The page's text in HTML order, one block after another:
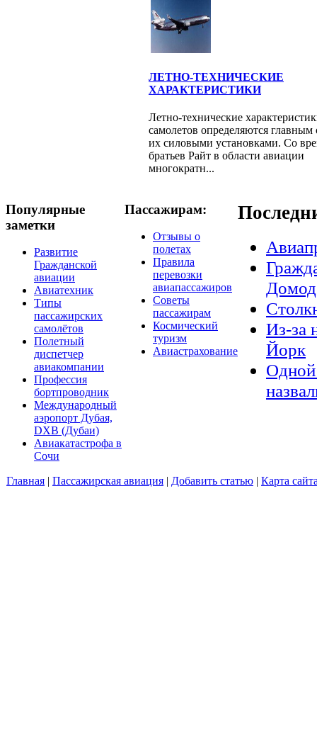
ЛЕТНО-ТЕХНИЧЕСКИЕ
ХАРАКТЕРИСТИКИ
Летно-технические
самолетов определяются главным
их силовыми установками. Со
братьев Райт в области авиации
многократн...
Популярные
заметки
Развитие
Гражданской
авиации
Авиатехник
Типы
пассажирских
самолётов
Полетный
диспетчер
авиакомпании
Профессия
бортпроводник
Международный
аэропорт Дубая,
DXB (Дубаи)
Авиакатастрофа в
Сочи
Пассажирам:
Отзывы о
полетах
Правила
перевозки
авиапассажиров
Советы
пассажирам
Космический
туризм
Авиастрахование
Из-за
Йорк
Одной
Главная | Пассажирская авиация | Добавить статью | Карта